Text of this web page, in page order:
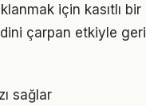
için kasıtlı bir
çarpan etkiyle geri
sağlar